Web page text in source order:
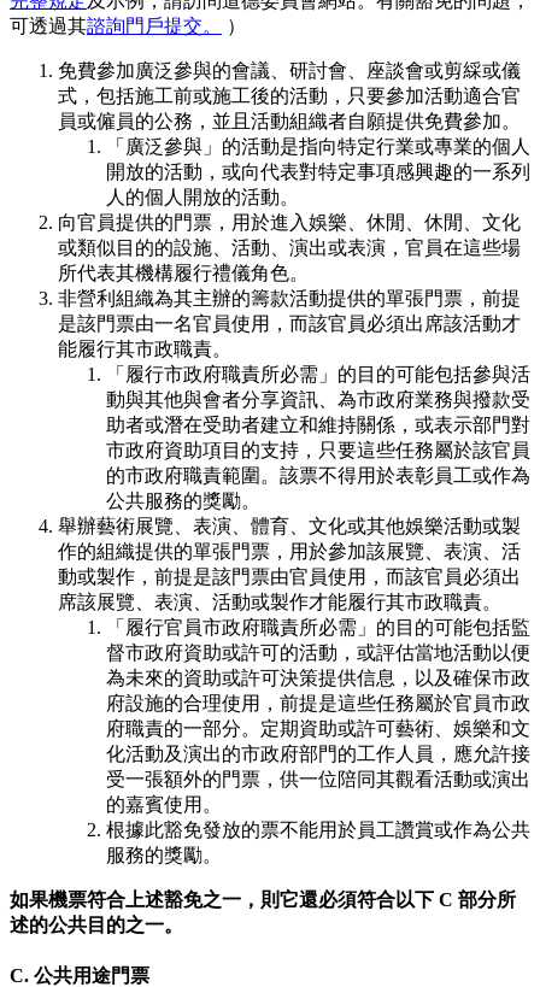
可透過其諮詢門戶提交。 ）
免費參加廣泛參與的會議、研討會、座談會或剪綵或儀
式，包括施工前或施工後的活動，只要參加活動適合官
員或僱員的公務，並且活動組織者自願提供免費參加。
「廣泛參與」的活動是指向特定行業或專業的個人
開放的活動，或向代表對特定事項感興趣的一系列
人的個人開放的活動。
向官員提供的門票，用於進入娛樂、休閒、休閒、文化
或類似目的的設施、活動、演出或表演，官員在這些場
所代表其機構履行禮儀角色。
非營利組織為其主辦的籌款活動提供的單張門票，前提
是該門票由一名官員使用，而該官員必須出席該活動才
能履行其市政職責。
「履行市政府職責所必需」的目的可能包括參與活
動與其他與會者分享資訊、為市政府業務與撥款受
助者或潛在受助者建立和維持關係，或表示部門對
市政府資助項目的支持，只要這些任務屬於該官員
的市政府職責範圍。該票不得用於表彰員工或作為
公共服務的獎勵。
舉辦藝術展覽、表演、體育、文化或其他娛樂活動或製
作的組織提供的單張門票，用於參加該展覽、表演、活
動或製作，前提是該門票由官員使用，而該官員必須出
席該展覽、表演、活動或製作才能履行其市政職責。
「履行官員市政府職責所必需」的目的可能包括監
督市政府資助或許可的活動，或評估當地活動以便
為未來的資助或許可決策提供信息，以及確保市政
府設施的合理使用，前提是這些任務屬於官員市政
府職責的一部分。定期資助或許可藝術、娛樂和文
化活動及演出的市政府部門的工作人員，應允許接
受一張額外的門票，供一位陪同其觀看活動或演出
的嘉賓使用。
根據此豁免發放的票不能用於員工讚賞或作為公共
服務的獎勵。
如果機票符合上述豁免之一，則它還必須符合以下 C 部分所
述的公共目的之一。
C. 公共用途門票